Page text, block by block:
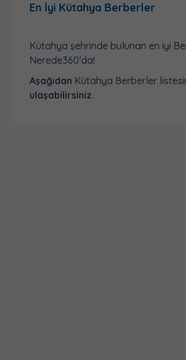
En İyi Kütahya Berberler
Kütahya şehrinde bulunan en iyi
Nerede360'da!
Aşağıdan Kütahya Berberler
ulaşabilirsiniz.